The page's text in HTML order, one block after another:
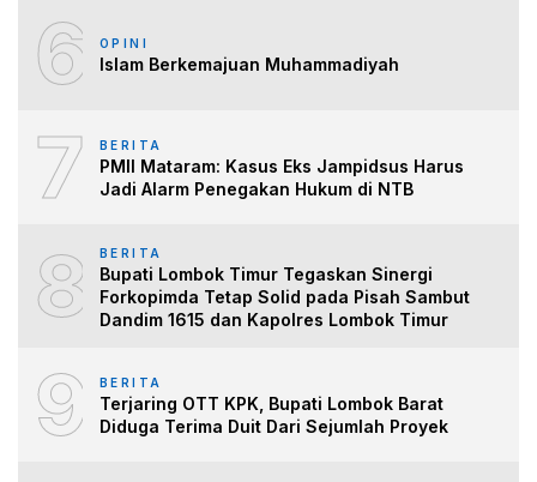
6 OPINI
Islam Berkemajuan Muhammadiyah
7 BERITA
PMII Mataram: Kasus Eks Jampidsus Harus
Jadi Alarm Penegakan Hukum di NTB
8 BERITA
Bupati Lombok Timur Tegaskan Sinergi
Forkopimda Tetap Solid pada Pisah Sambut
Dandim 1615 dan Kapolres Lombok Timur
9 BERITA
Terjaring OTT KPK, Bupati Lombok Barat
Diduga Terima Duit Dari Sejumlah Proyek